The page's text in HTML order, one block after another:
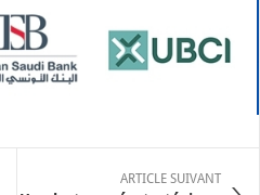
ARTICLE SUIVANT